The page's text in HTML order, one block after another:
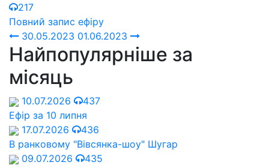
217
Повний запис ефіру
30.05.2023 01.06.2023
Найпопулярніше за
місяць
10.07.2026
437
Ефір за 10 липня
17.07.2026
436
В ранковому "Вівсянка-шоу" Шугар
09.07.2026
435